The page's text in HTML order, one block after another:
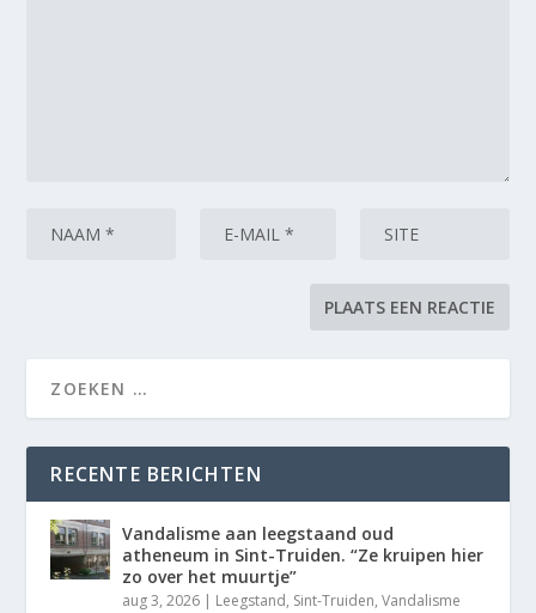
RECENTE BERICHTEN
Vandalisme aan leegstaand oud
atheneum in Sint-Truiden. “Ze kruipen hier
zo over het muurtje”
aug 3, 2026 | Leegstand, Sint-Truiden,Vandalisme